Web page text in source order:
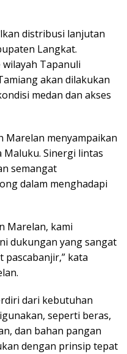
distribusi lanjutan
Langkat.
Tapanuli
akan dilakukan
medan dan akses
Marelan menyampaikan
Sinergi lintas
semangat
dalam menghadapi
Marelan, kami
dukungan yang sangat
kata
dari kebutuhan
seperti beras,
dan bahan pangan
dengan prinsip tepat